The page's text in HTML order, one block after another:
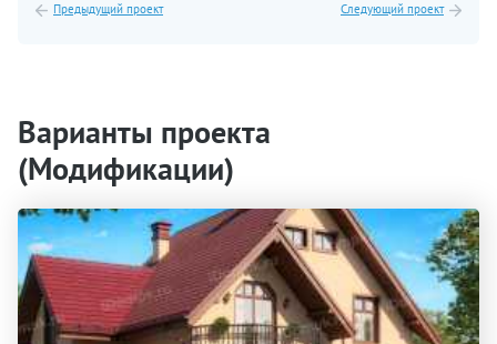
Предыдущий проект Следующий проект
Варианты проекта
(Модификации)